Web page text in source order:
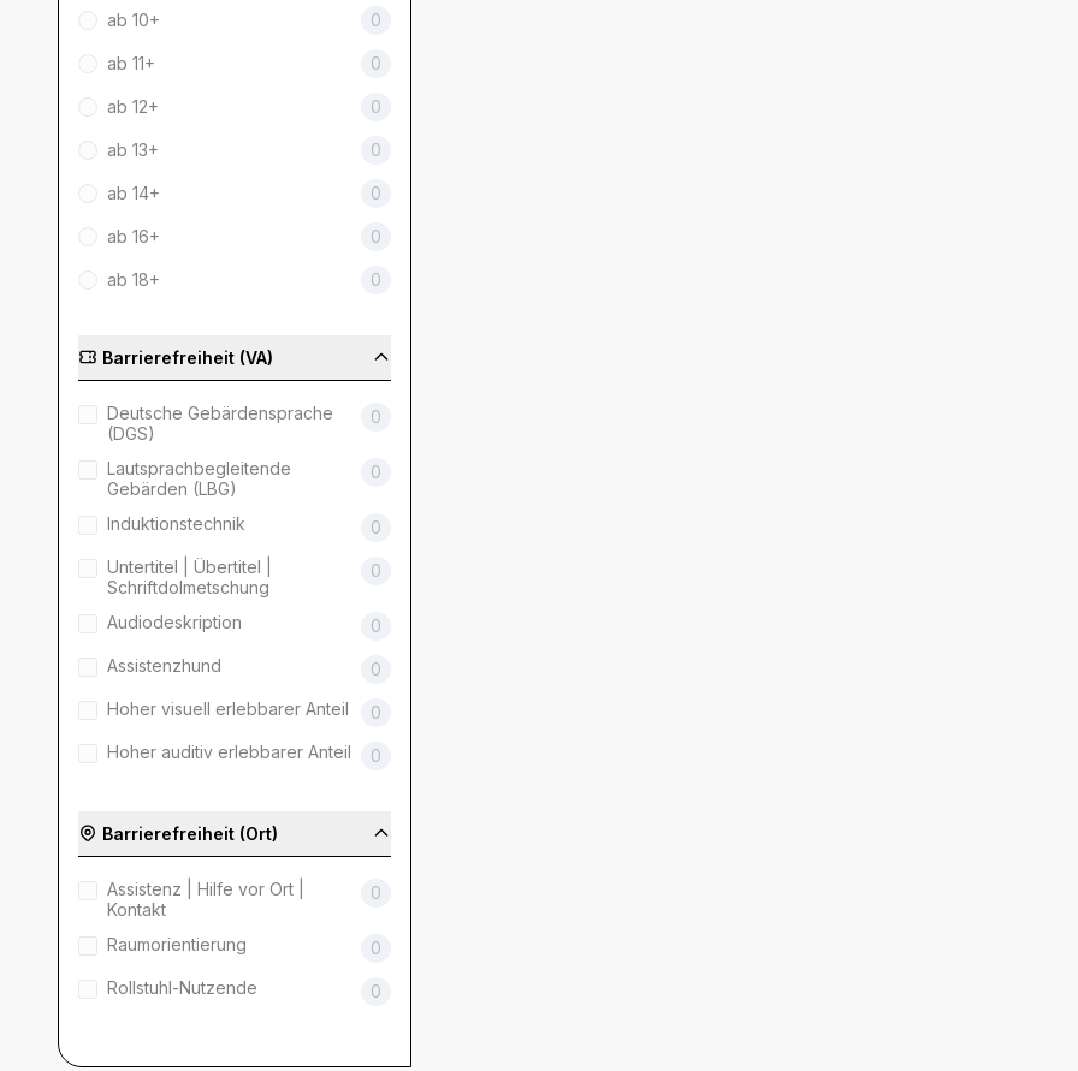
ab 10+ 0
ab 11+ 0
ab 12+ 0
ab 13+ 0
ab 14+ 0
ab 16+ 0
ab 18+ 0
Barrierefreiheit (VA)
Deutsche Gebärdensprache
(DGS)
0
Lautsprachbegleitende
Gebärden (LBG)
0
Induktionstechnik 0
Untertitel | Übertitel |
Schriftdolmetschung
0
Audiodeskription 0
Assistenzhund 0
Hoher visuell erlebbarer Anteil 0
Hoher auditiv erlebbarer Anteil 0
Barrierefreiheit (Ort)
Assistenz | Hilfe vor Ort |
Kontakt
0
Raumorientierung 0
Rollstuhl-Nutzende 0